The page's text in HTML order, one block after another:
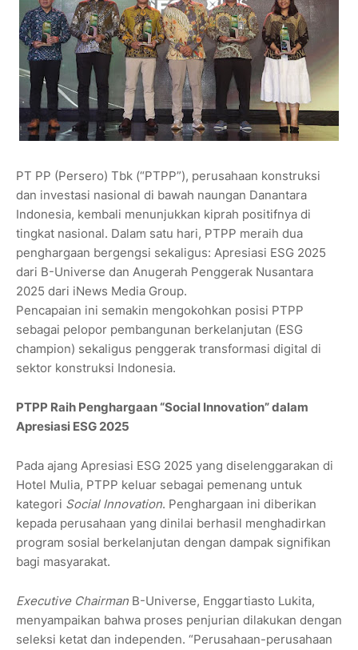
PT PP (Persero) Tbk (“PTPP”), perusahaan konstruksi
dan investasi nasional di bawah naungan Danantara
Indonesia, kembali menunjukkan kiprah positifnya di
tingkat nasional. Dalam satu hari, PTPP meraih dua
penghargaan bergengsi sekaligus: Apresiasi ESG 2025
dari B-Universe dan Anugerah Penggerak Nusantara
2025 dari iNews Media Group.
Pencapaian ini semakin mengokohkan posisi PTPP
sebagai pelopor pembangunan berkelanjutan (ESG
champion) sekaligus penggerak transformasi digital di
sektor konstruksi Indonesia.
PTPP Raih Penghargaan “Social Innovation” dalam
Apresiasi ESG 2025
Pada ajang Apresiasi ESG 2025 yang diselenggarakan di
Hotel Mulia, PTPP keluar sebagai pemenang untuk
kategori Social Innovation. Penghargaan ini diberikan
kepada perusahaan yang dinilai berhasil menghadirkan
program sosial berkelanjutan dengan dampak signifikan
bagi masyarakat.
Executive Chairman B-Universe, Enggartiasto Lukita,
menyampaikan bahwa proses penjurian dilakukan dengan
seleksi ketat dan independen. “Perusahaan-perusahaan